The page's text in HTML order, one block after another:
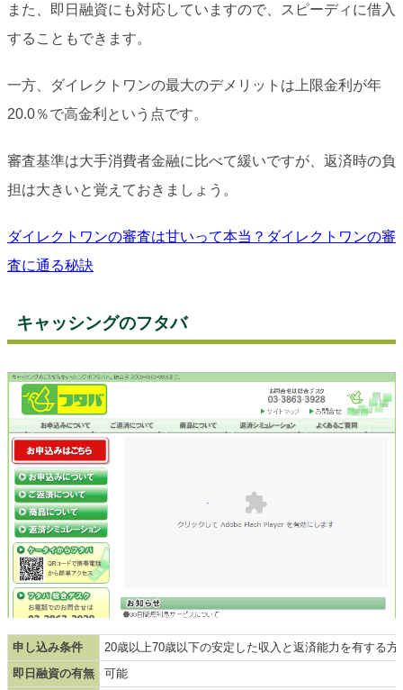
また、即日融資にも対応していますので、スピーディに借入
することもできます。
一方、ダイレクトワンの最大のデメリットは上限金利が年
20.0％で高金利という点です。
審査基準は大手消費者金融に比べて緩いですが、返済時の負
担は大きいと覚えておきましょう。
ダイレクトワンの審査は甘いって本当？ダイレクトワンの審
査に通る秘訣
キャッシングのフタバ
申し込み条件
20歳以上70歳以下の安定した収入と返済能力を有する方
即日融資の有無
可能